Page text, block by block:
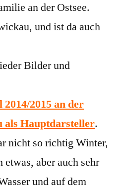
an der Ostsee.
und ist da auch
Bilder und
2014/2015 an der
als Hauptdarsteller.
nicht so richtig Winter,
etwas, aber auch sehr
und auf dem